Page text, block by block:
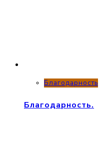
Благодарность
Благодарность.